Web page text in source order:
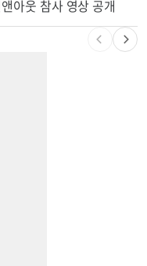
아웃 참사 영상 공개